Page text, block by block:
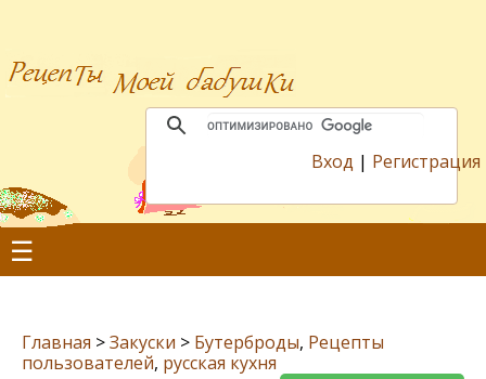
Вход | Регистрация
☰
Главная >Закуски > Бутерброды, Рецепты
пользователей, русская кухня